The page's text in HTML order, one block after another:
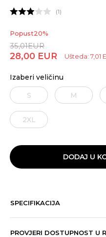
1
Popust20%
35,01EUR
28,00 EUR Ušteda: 7,01
Izaberi veličinu
S M
2XL
DODAJ U
SPECIFIKACIJA
PROVJERI DOSTUPNOST U